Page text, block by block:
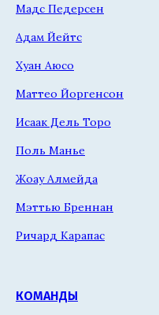
Мадс Педерсен
Адам Йейтс
Хуан Аюсо
Маттео Йоргенсон
Исаак Дель Торо
Поль Манье
Жоау Алмейда
Мэттью Бреннан
Ричард Карапас
КОМАНДЫ